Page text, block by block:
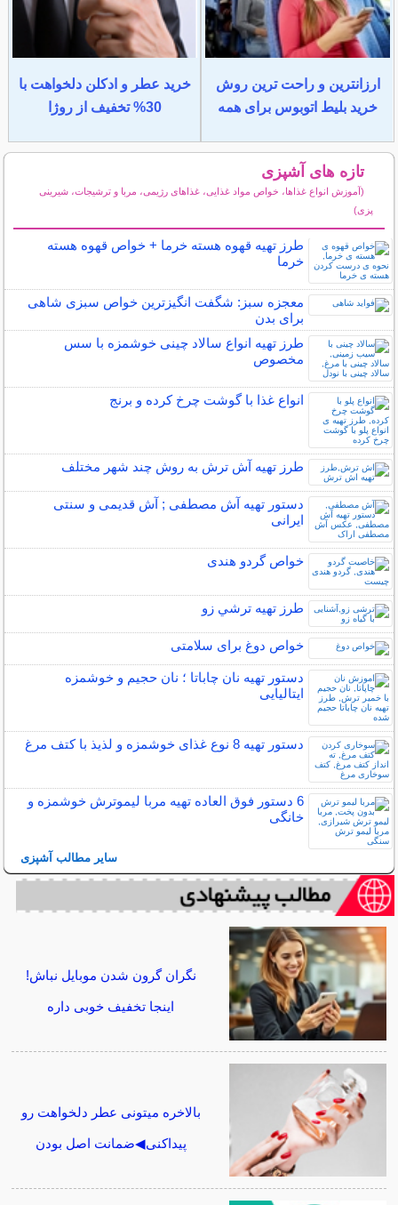
ارزانترین و راحت ترین روش
خرید بلیط اتوبوس برای همه
خرید عطر و ادکلن دلخواهت با
30% تخفیف از روژا
تازه های آشپزی
(آموزش انواع غذاها، خواص مواد غذایی، غذاهای رژیمی، مربا و ترشیجات، شیرینی
پزی)
طرز تهیه قهوه هسته خرما + خواص قهوه هسته
خرما
معجزه سبز: شگفت انگیزترین خواص سبزی شاهی
برای بدن
طرز تهیه انواع سالاد چینی خوشمزه با سس
مخصوص
انواع غذا با گوشت چرخ کرده و برنج
طرز تهیه آش ترش به روش چند شهر مختلف
دستور تهیه آش مصطفی ; آش قدیمی و سنتی
ایرانی
خواص گردو هندی
طرز تهیه ترشي زو
خواص دوغ برای سلامتی
دستور تهیه نان چاباتا ؛ نان حجیم و خوشمزه
ایتالیایی
دستور تهیه 8 نوع غذای خوشمزه و لذیذ با کتف مرغ
6 دستور فوق العاده تهیه مربا لیموترش خوشمزه و
خانگی
سایر مطالب آشپزی
نگران گرون شدن موبایل نباش!
اینجا تخفیف خوبی داره
بالاخره میتونی عطر دلخواهت رو
پیداکنی◀ضمانت اصل بودن